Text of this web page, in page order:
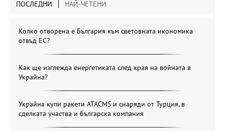
ПОСЛЕДНИ НАЙ-ЧЕТЕНИ
Колко отворена е България към световната икономика
отвъд ЕС?
Как ще изглежда енергетиката след края на войната в
Украйна?
Украйна купи ракети ATACMS и снаряди от Турция, в
сделката участва и българска компания